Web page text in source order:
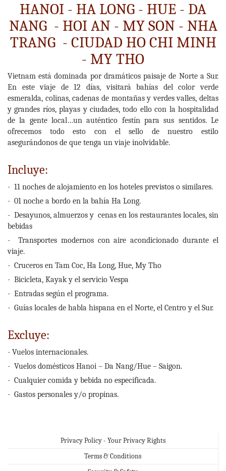
HANOI - HA LONG - HUE - DA
NANG - HOI AN - MY SON - NHA
TRANG - CIUDAD HO CHI MINH
- MY THO
Vietnam está dominada por dramáticos paisaje de Norte a Sur.
En este viaje de 12 días, visitará bahías del color verde
esmeralda, colinas, cadenas de montañas y verdes valles, deltas
y grandes ríos, playas y ciudades, todo ello con la hospitalidad
de la gente local…un auténtico festín para sus sentidos. Le
ofrecemos todo esto con el sello de nuestro estilo
asegurándonos de que tenga un viaje inolvidable.
Incluye:
- 11 noches de alojamiento en los hoteles previstos o similares.
- 01 noche a bordo en la bahía Ha Long.
- Desayunos, almuerzos y cenas en los restaurantes locales, sin
bebidas
- Transportes modernos con aire acondicionado durante el
viaje.
- Cruceros en Tam Coc, Ha Long, Hue, My Tho
- Bicicleta, Kayak y el servicio Vespa
- Entradas según el programa.
- Guías locales de habla hispana en el Norte, el Centro y el Sur.
Excluye:
- Vuelos internacionales.
- Vuelos domésticos Hanoi – Da Nang/Hue – Saigon.
- Cualquier comida y bebida no especificada.
- Gastos personales y/o propinas.
Privacy Policy - Your Privacy Rights
Terms & Conditions